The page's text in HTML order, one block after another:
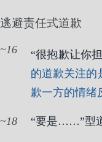
逃避责任式道歉
16 “很抱歉让你
的道歉关注的
歉一方的情绪
18 “要是……”型